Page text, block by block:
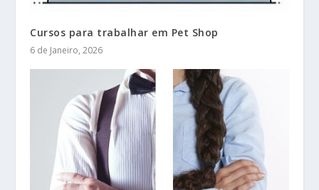
Cursos para trabalhar em Pet Shop
6 de Janeiro, 2026